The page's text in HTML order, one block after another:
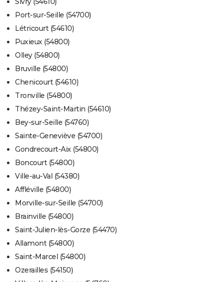
Port-sur-Seille (54700)
Létricourt (54610)
Puxieux (54800)
Olley (54800)
Bruville (54800)
Chenicourt (54610)
Tronville (54800)
Thézey-Saint-Martin (54610)
Bey-sur-Seille (54760)
Sainte-Geneviève (54700)
Gondrecourt-Aix (54800)
Boncourt (54800)
Ville-au-Val (54380)
Affléville (54800)
Morville-sur-Seille (54700)
Brainville (54800)
Saint-Julien-lès-Gorze (54470)
Allamont (54800)
Saint-Marcel (54800)
Ozerailles (54150)